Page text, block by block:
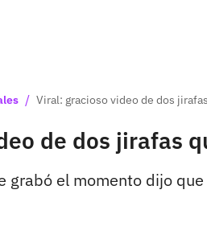
/ Viral: gracioso video de dos
de dos jirafas
grabó el momento dijo